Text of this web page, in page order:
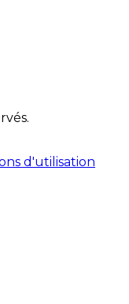
.
d'utilisation